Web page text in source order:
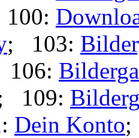
; 103:
109:
Dein Konto